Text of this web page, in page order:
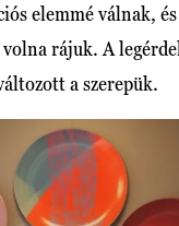
elemmé válnak,
rájuk. A
a szerepük.